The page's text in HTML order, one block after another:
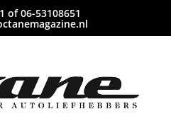
of 06-53108651